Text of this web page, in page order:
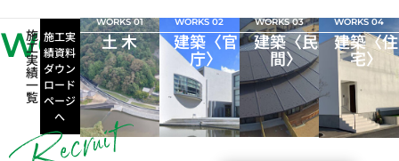
WORKS
施
工
実
績
一
覧
施工実
績資料
ダウン
ロード
ページ
へ
WORKS 01
土 木
WORKS 02
建築〈官
庁〉
WORKS 03
建築〈民
間〉
WORKS 04
建築〈住
宅〉